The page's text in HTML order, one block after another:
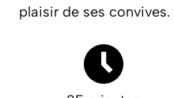
plaisir de ses convives.